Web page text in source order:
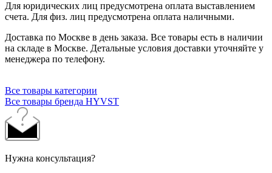
Для юридических лиц предусмотрена оплата выставлением
счета. Для физ. лиц предусмотрена оплата наличными.
Доставка по Москве в день заказа. Все товары есть в наличии
на складе в Москве. Детальные условия доставки уточняйте у
менеджера по телефону.
Все товары категории
Все товары бренда HYVST
Нужна консультация?